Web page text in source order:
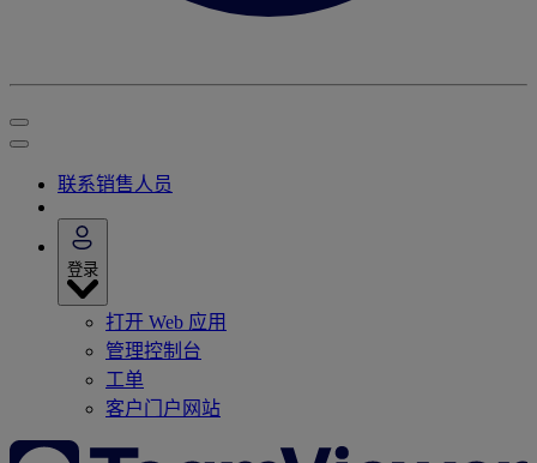
联系销售人员
登录
打开 Web 应用
管理控制台
工单
客户门户网站